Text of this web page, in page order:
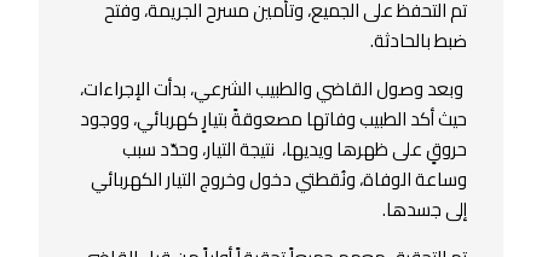
تم التحفظ على الجميع، وتأمين مسرح الجريمة، وفتح
ضبط بالحادثة.
وبعد وصول القاضي والطبيب الشرعي، بدأت الإجراءات،
حيث أكد الطبيب وفاتها مصعوقةً بتيارٍ كهربائي، ووجود
حروقٍ على ظهرها ويديها، نتيجة التيار، وحدّد سبب
وساعة الوفاة، ونُقطتي دخول وخروج التيار الكهربائي
إلى جسدها.